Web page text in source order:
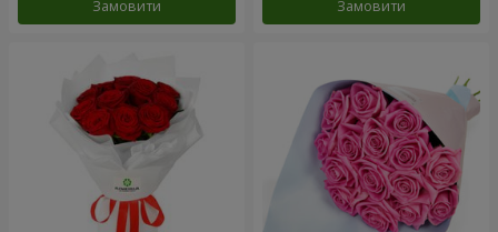
Замовити Замовити